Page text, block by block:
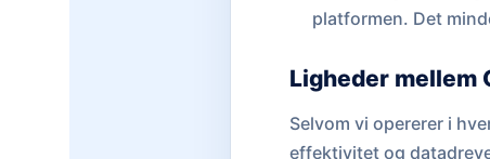
platformen. Det
Ligheder mellem
Selvom vi opererer i
effektivitet og